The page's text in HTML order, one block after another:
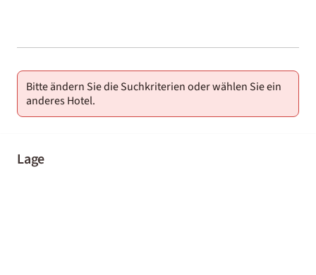
01-02
Bitte ändern Sie die Suchkriterien oder wählen Sie ein
anderes Hotel.
Lage